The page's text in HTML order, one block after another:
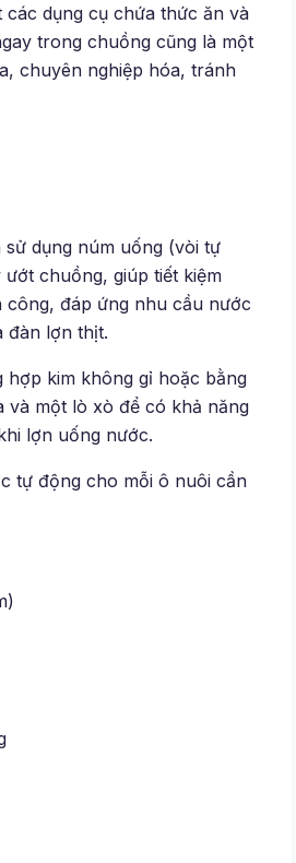
các dụng cụ chứa thức ăn và
trong chuồng cũng là một
chuyên nghiệp hóa, tránh
dụng núm uống (vòi tự
chuồng, giúp tiết kiệm
công, đáp ứng nhu cầu nước
đàn lợn thịt.
hợp kim không gỉ hoặc bằng
và một lò xò để có khả năng
lợn uống nước.
tự động cho mỗi ô nuôi cần